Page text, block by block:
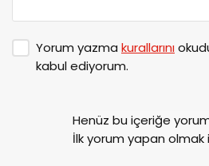
Yorum yazma kurallarını
kabul ediyorum.
Henüz bu içeriğe
İlk yorum yapan olmak